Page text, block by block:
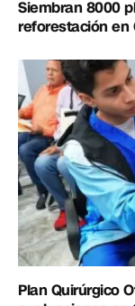
Siembran 8000
reforestación en
Plan Quirúrgico